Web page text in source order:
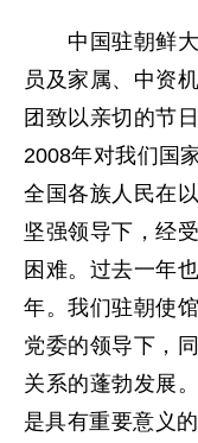
中国驻朝鲜大
员及家属、中资
团致以亲切的节
2008年对我们国
全国各族人民在
坚强领导下，经
困难。过去一年
年。我们驻朝使
党委的领导下，
关系的蓬勃发展
是具有重要意义